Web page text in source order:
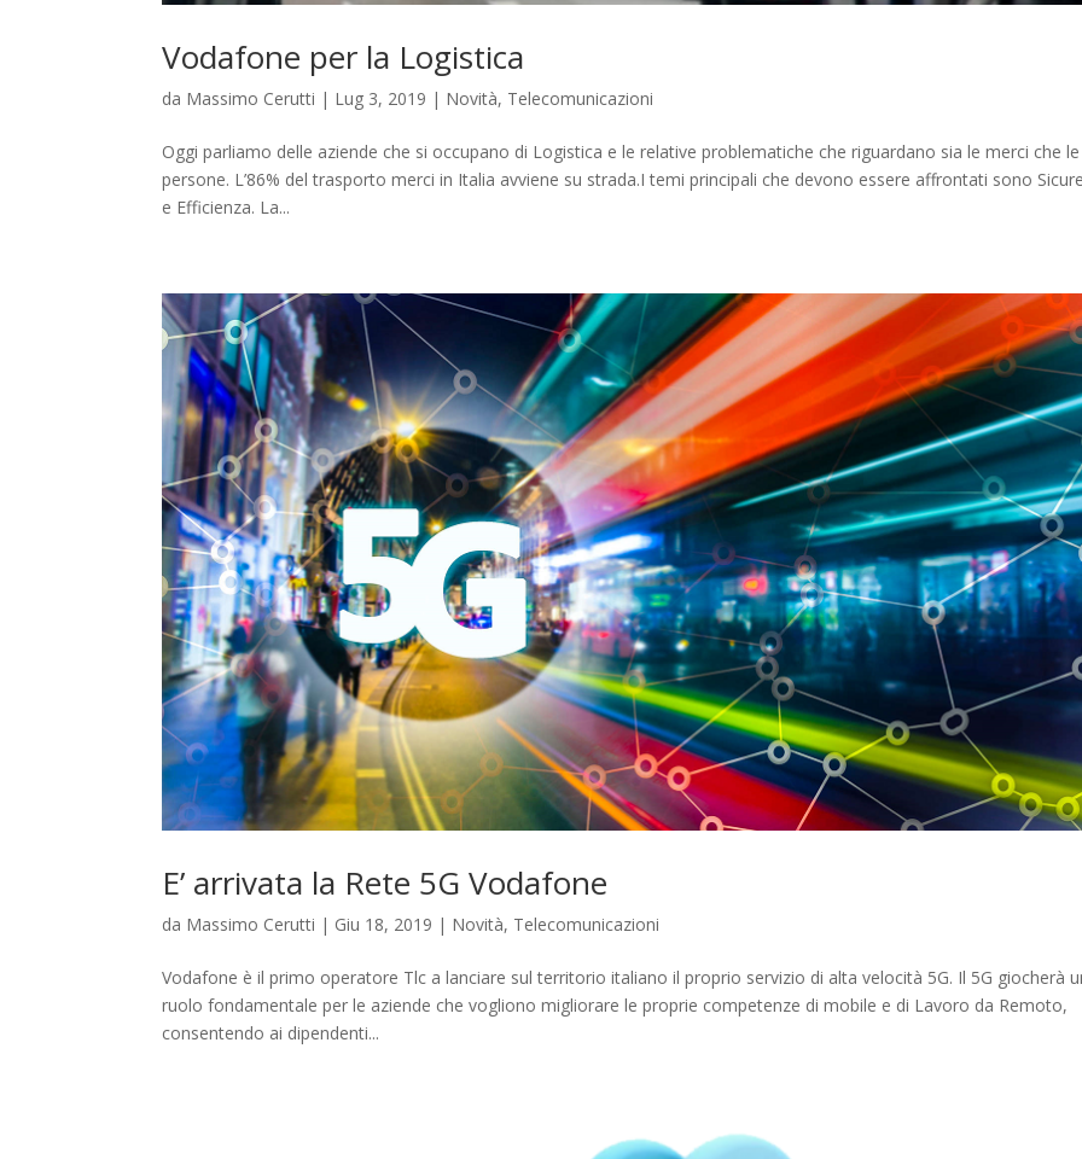
Vodafone per la Logistica
da Massimo Cerutti | Lug 3, 2019 | Novità, Telecomunicazioni
Oggi parliamo delle aziende che si occupano di Logistica e le relative problematiche che riguardano sia le merci che le
persone. L’86% del trasporto merci in Italia avviene su strada.I temi principali che devono essere affrontati sono
e Efficienza. La...
E’ arrivata la Rete 5G Vodafone
da Massimo Cerutti | Giu 18, 2019 | Novità, Telecomunicazioni
Vodafone è il primo operatore Tlc a lanciare sul territorio italiano il proprio servizio di alta velocità 5G. Il 5G giocherà
ruolo fondamentale per le aziende che vogliono migliorare le proprie competenze di mobile e di Lavoro da Remoto,
consentendo ai dipendenti...